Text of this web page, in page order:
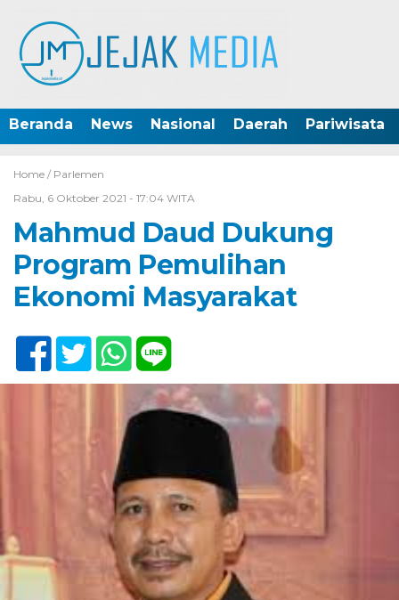
Beranda News Nasional Daerah Pariwisata
Home / Parlemen
Rabu, 6 Oktober 2021 - 17:04 WITA
Mahmud Daud Dukung
Program Pemulihan
Ekonomi Masyarakat